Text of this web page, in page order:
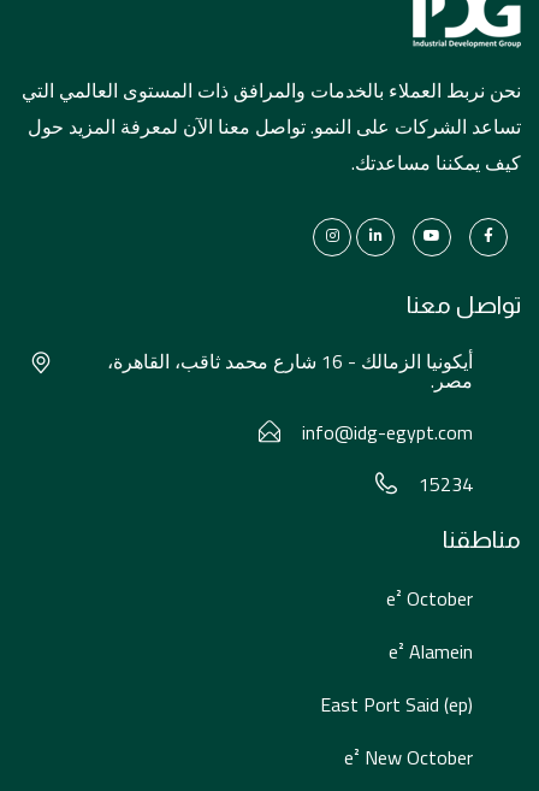
نحن نربط العملاء بالخدمات والمرافق ذات المستوى العالمي التي
تساعد الشركات على النمو. تواصل معنا الآن لمعرفة المزيد حول
كيف يمكننا مساعدتك.
تواصل معنا
أيكونيا الزمالك - 16 شارع محمد ثاقب، القاهرة،
مصر.
info@idg-egypt.com
15234
مناطقنا
e² October
e² Alamein
East Port Said (ep)
e² New October